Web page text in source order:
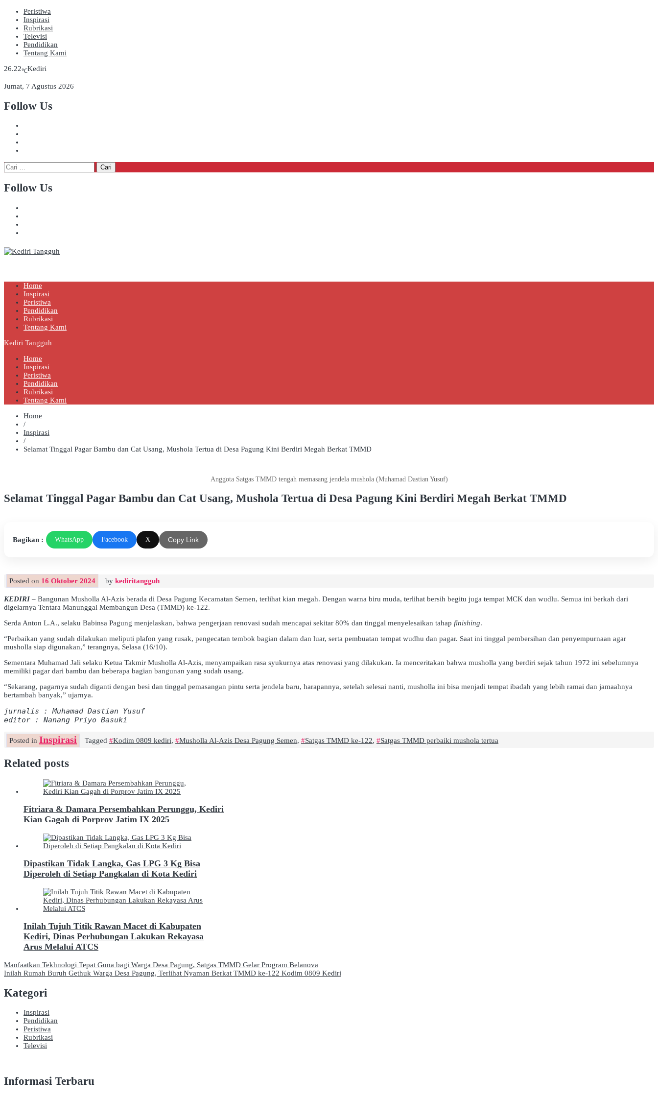
Peristiwa
Inspirasi
Rubrikasi
Televisi
Pendidikan
Tentang Kami
26.22℃Kediri
Jumat, 7 Agustus 2026
Follow Us
Cari
untuk:
Follow Us
Home
Inspirasi
Peristiwa
Pendidikan
Rubrikasi
Tentang Kami
Kediri Tangguh
Home
Inspirasi
Peristiwa
Pendidikan
Rubrikasi
Tentang Kami
Home
/
Inspirasi
/
Selamat Tinggal Pagar Bambu dan Cat Usang, Mushola Tertua di Desa Pagung Kini Berdiri Megah Berkat TMMD
Anggota Satgas TMMD tengah memasang jendela mushola (Muhamad Dastian Yusuf)
Selamat Tinggal Pagar Bambu dan Cat Usang, Mushola Tertua di Desa Pagung Kini Berdiri Megah Berkat TMMD
Bagikan : WhatsApp Facebook X Copy Link
Posted on 16 Oktober 2024 by kediritangguh
KEDIRI– Bangunan Musholla Al-Azis berada di Desa Pagung Kecamatan Semen, terlihat kian megah. Dengan warna biru muda, terlihat bersih begitu juga tempat MCK dan wudlu. Semua ini berkah dari
digelarnya Tentara Manunggal Membangun Desa (TMMD) ke-122.
Serda Anton L.A., selaku Babinsa Pagung menjelaskan, bahwa pengerjaan renovasi sudah mencapai sekitar 80% dan tinggal menyelesaikan tahap finishing.
“Perbaikan yang sudah dilakukan meliputi plafon yang rusak, pengecatan tembok bagian dalam dan luar, serta pembuatan tempat wudhu dan pagar. Saat ini tinggal pembersihan dan penyempurnaan agar
musholla siap digunakan,” terangnya, Selasa (16/10).
Sementara Muhamad Jali selaku Ketua Takmir Musholla Al-Azis, menyampaikan rasa syukurnya atas renovasi yang dilakukan. Ia menceritakan bahwa musholla yang berdiri sejak tahun 1972 ini sebelumnya
memiliki pagar dari bambu dan beberapa bagian bangunan yang sudah usang.
“Sekarang, pagarnya sudah diganti dengan besi dan tinggal pemasangan pintu serta jendela baru, harapannya, setelah selesai nanti, musholla ini bisa menjadi tempat ibadah yang lebih ramai dan jamaahnya
bertambah banyak,” ujarnya.
jurnalis : Muhamad Dastian Yusuf
editor : Nanang Priyo Basuki
Posted in Inspirasi Tagged Kodim 0809 kediri, Musholla Al-Azis Desa Pagung Semen, Satgas TMMD ke-122, Satgas TMMD perbaiki mushola tertua
Related posts
Fitriara & Damara Persembahkan Perunggu, Kediri
Kian Gagah di Porprov Jatim IX 2025
Dipastikan Tidak Langka, Gas LPG 3 Kg Bisa
Diperoleh di Setiap Pangkalan di Kota Kediri
Inilah Tujuh Titik Rawan Macet di Kabupaten
Kediri, Dinas Perhubungan Lakukan Rekayasa
Arus Melalui ATCS
Navigasi
pos
Manfaatkan Tekhnologi Tepat Guna bagi Warga Desa Pagung, Satgas TMMD Gelar Program Belanova
Inilah Rumah Buruh Gethuk Warga Desa Pagung, Terlihat Nyaman Berkat TMMD ke-122 Kodim 0809 Kediri
Kategori
Inspirasi
Pendidikan
Peristiwa
Rubrikasi
Televisi
Informasi Terbaru